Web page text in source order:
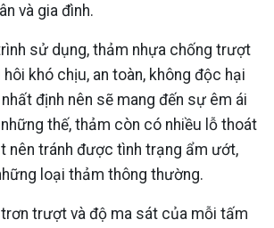
và gia đình.
sử dụng, thảm nhựa chống trượt
khó chịu, an toàn, không độc hại
định nên sẽ mang đến sự êm ái
thế, thảm còn có nhiều lỗ thoát
nên tránh được tình trạng ẩm ướt,
loại thảm thông thường.
trượt và độ ma sát của mỗi tấm